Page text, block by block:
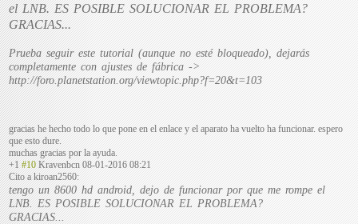
el LNB. ES POSIBLE SOLUCIONAR EL PROBLEMA?
GRACIAS...
Prueba seguir este tutorial (aunque no esté bloqueado), dejarás
completamente con ajustes de fábrica ->
http://foro.planetstation.org/viewtopic.php?f=20&t=103
gracias he hecho todo lo que pone en el enlace y el aparato ha vuelto ha funcionar. espero
que esto dure.
muchas gracias por la ayuda.
+1 #10 Kravenbcn 08-01-2016 08:21
Cito a kiroan2560:
tengo un 8600 hd android, dejo de funcionar por que me rompe el
LNB. ES POSIBLE SOLUCIONAR EL PROBLEMA?
GRACIAS...